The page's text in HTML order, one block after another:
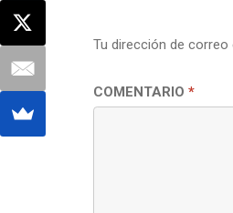
Tu dirección de
COMENTARIO *